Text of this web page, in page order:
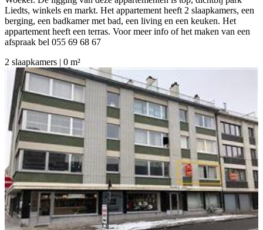
Liedts, winkels en markt. Het appartement heeft 2 slaapkamers, een
berging, een badkamer met bad, een living en een keuken. Het
appartement heeft een terras. Voor meer info of het maken van een
afspraak bel 055 69 68 67
2 slaapkamers | 0 m²